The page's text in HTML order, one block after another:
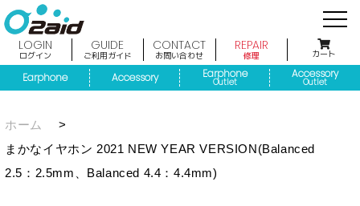
LOGIN
ログイン
GUIDE
ご利用ガイド
CONTACT
お問い合わせ
REPAIR
修理 カート
Earphone Accessory Earphone
Outlet
Accessory
Outlet
ホーム
>
まかなイヤホン 2021 NEW YEAR VERSION(Balanced
2.5：2.5mm、Balanced 4.4：4.4mm)